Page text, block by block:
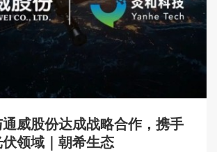
威股份达成战略合作，携手
领域｜朝希生态